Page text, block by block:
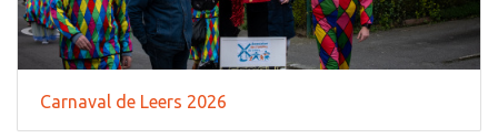
Carnaval de Leers 2026